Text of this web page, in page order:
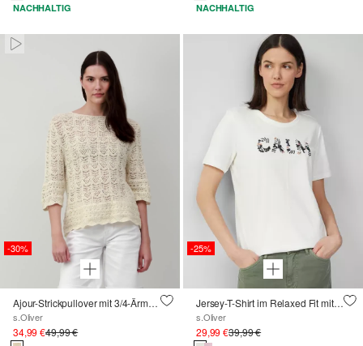
NACHHALTIG NACHHALTIG
Pausiert • Stumm
-30%
Ajour-Strickpullover mit 3/4-Ärmeln
s.Oliver
34,99 €49,99 €
-25%
Jersey-T-Shirt im Relaxed Fit mit Artwork
s.Oliver
29,99 €39,99 €